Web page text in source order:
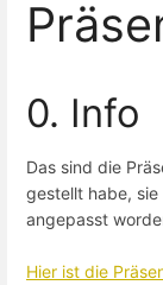
0. Info
Das sind die
gestellt habe,
angepasst
Hier ist die